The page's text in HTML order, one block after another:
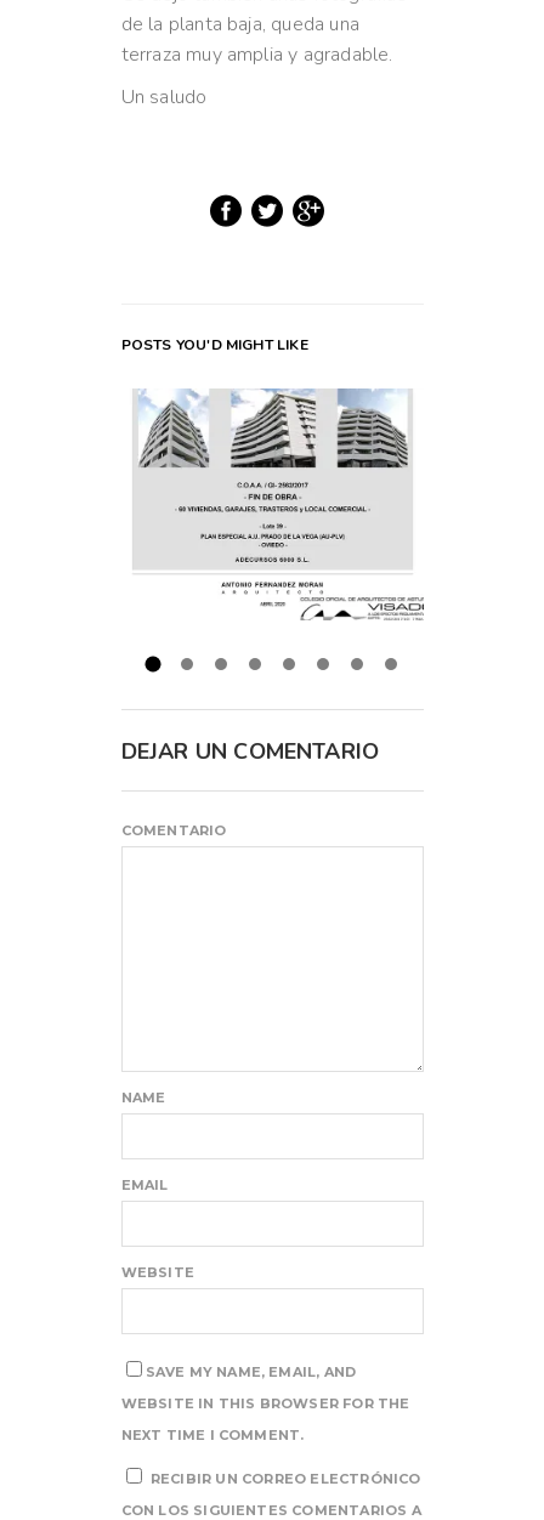
de la planta baja, queda una
terraza muy amplia y agradable.
Un saludo
POSTS YOU'D MIGHT LIKE
DEJAR UN COMENTARIO
COMENTARIO
NAME
EMAIL
WEBSITE
SAVE MY NAME, EMAIL, AND
WEBSITE IN THIS BROWSER FOR THE
NEXT TIME I COMMENT.
RECIBIR UN CORREO ELECTRÓNICO
CON LOS SIGUIENTES COMENTARIOS A